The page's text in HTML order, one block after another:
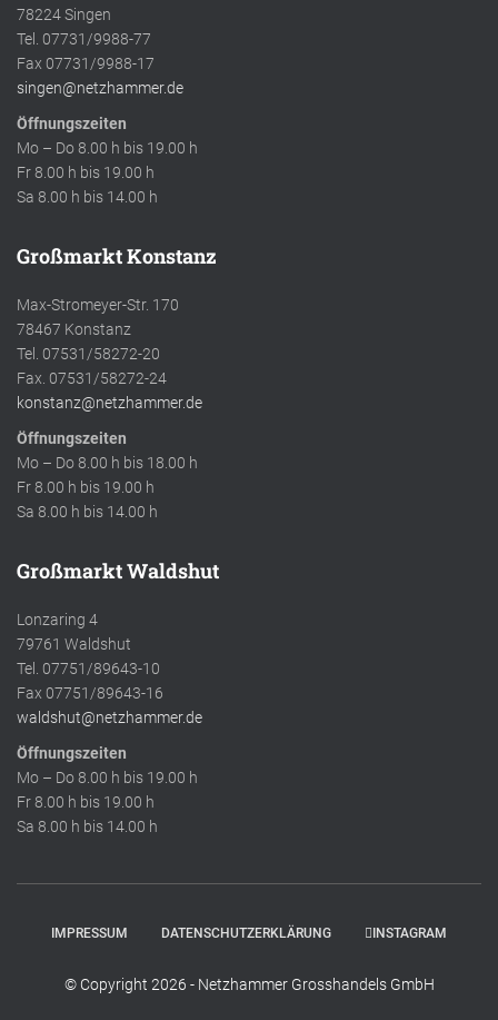
78224 Singen
Tel. 07731/9988-77
Fax 07731/9988-17
singen@netzhammer.de
Öffnungszeiten
Mo – Do 8.00 h bis 19.00 h
Fr 8.00 h bis 19.00 h
Sa 8.00 h bis 14.00 h
Großmarkt Konstanz
Max-Stromeyer-Str. 170
78467 Konstanz
Tel. 07531/58272-20
Fax. 07531/58272-24
konstanz@netzhammer.de
Öffnungszeiten
Mo – Do 8.00 h bis 18.00 h
Fr 8.00 h bis 19.00 h
Sa 8.00 h bis 14.00 h
Großmarkt Waldshut
Lonzaring 4
79761 Waldshut
Tel. 07751/89643-10
Fax 07751/89643-16
waldshut@netzhammer.de
Öffnungszeiten
Mo – Do 8.00 h bis 19.00 h
Fr 8.00 h bis 19.00 h
Sa 8.00 h bis 14.00 h
IMPRESSUM DATENSCHUTZERKLÄRUNG INSTAGRAM
© Copyright 2026 - Netzhammer Grosshandels GmbH